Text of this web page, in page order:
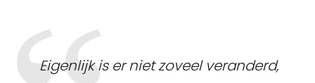
Eigenlijk is er niet zoveel veranderd,